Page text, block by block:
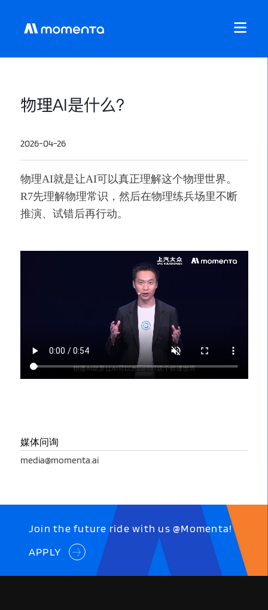
物理AI是什么？
2026-04-26
物理AI就是让AI可以真正理解这个物理世界。
R7先理解物理常识，然后在物理练兵场里不断
推演、试错后再行动。
媒体问询
media@momenta.ai
Join the future ride with us @Momenta!
APPLY